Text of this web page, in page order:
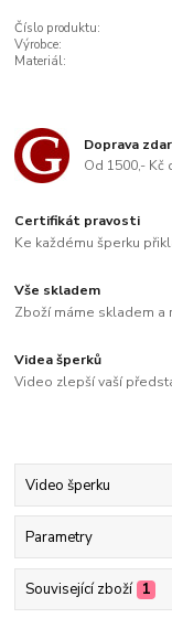
Číslo produktu:
Výrobce:
Materiál:
Doprava
Od 1500,- Kč
Certifikát pravosti
Ke každému šperku
Vše skladem
Zboží máme skladem a
Videa šperků
Video zlepší vaší
Video šperku
Parametry
Související zboží 1